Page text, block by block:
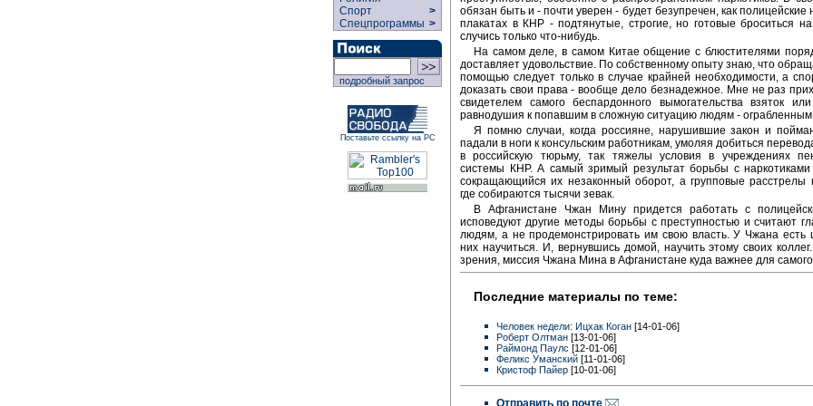
Спорт
>
Спецпрограммы >
подробный запрос
Поставьте ссылку на РС
обязан быть и - почти уверен - будет безупречен, как полицейские
плакатах в КНР - подтянутые, строгие, но готовые броситься
случись только что-нибудь.
На самом деле, в самом Китае общение с блюстителями
доставляет удовольствие. По собственному опыту знаю, что
помощью следует только в случае крайней необходимости, а
доказать свои права - вообще дело безнадежное. Мне не раз
свидетелем самого беспардонного вымогательства взяток
равнодушия к попавшим в сложную ситуацию людям -
Я помню случаи, когда россияне, нарушившие закон и
падали в ноги к консульским работникам, умоляя добиться
в российскую тюрьму, так тяжелы условия в учреждениях
системы КНР. А самый зримый результат борьбы с
сокращающийся их незаконный оборот, а групповые расстрелы
где собираются тысячи зевак.
В Афганистане Чжан Мину придется работать с
исповедуют другие методы борьбы с преступностью и считают
людям, а не продемонстрировать им свою власть. У Чжана есть
них научиться. И, вернувшись домой, научить этому своих
зрения, миссия Чжана Мина в Афганистане куда важнее для
Последние материалы по теме:
Человек недели: Ицхак Коган [14-01-06]
Роберт Олтман [13-01-06]
Раймонд Паулс [12-01-06]
Феликс Уманский [11-01-06]
Кристоф Пайер [10-01-06]
Отправить по почте